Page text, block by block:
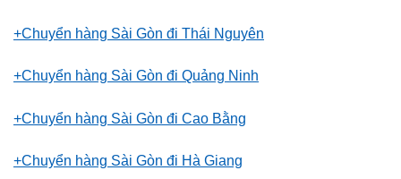
+Chuyển hàng Sài Gòn đi Thái Nguyên
+Chuyển hàng Sài Gòn đi Quảng Ninh
+Chuyển hàng Sài Gòn đi Cao Bằng
+Chuyển hàng Sài Gòn đi Hà Giang